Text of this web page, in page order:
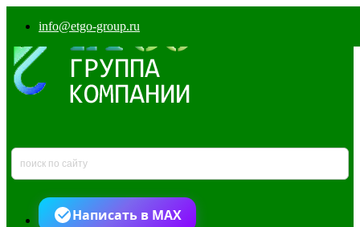
info@etgo-group.ru
Написать в MAX